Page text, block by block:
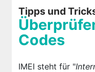
Tipps und
Codes
IMEI steht für "